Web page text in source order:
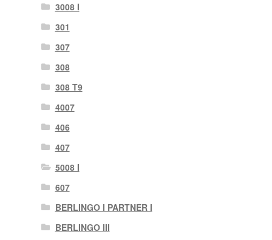
3008 I
301
307
308
308 T9
4007
406
407
5008 I
607
BERLINGO I PARTNER I
BERLINGO III